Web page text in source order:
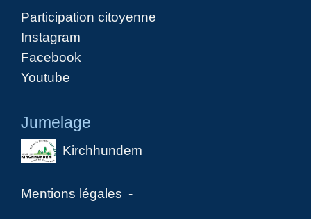
Participation citoyenne
Instagram
Facebook
Youtube
Jumelage
Kirchhundem
Mentions légales -